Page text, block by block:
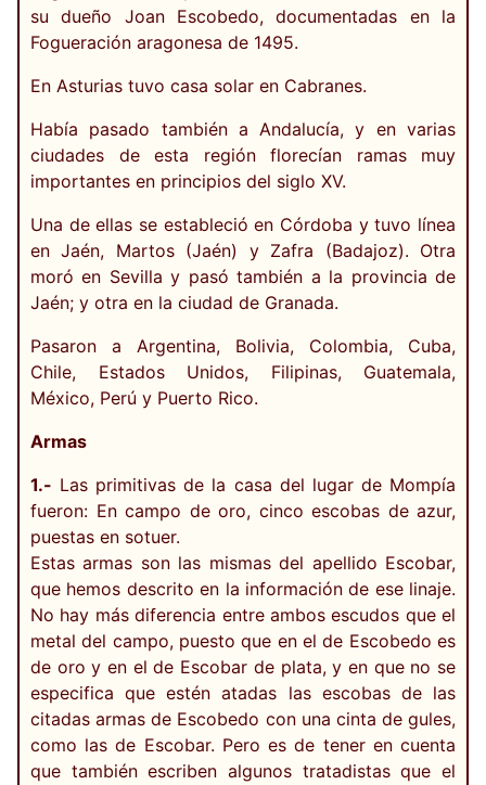
su dueño Joan Escobedo, documentadas en la
Fogueración aragonesa de 1495.
En Asturias tuvo casa solar en Cabranes.
Había pasado también a Andalucía, y en varias
ciudades de esta región florecían ramas muy
importantes en principios del siglo XV.
Una de ellas se estableció en Córdoba y tuvo línea
en Jaén, Martos (Jaén) y Zafra (Badajoz). Otra
moró en Sevilla y pasó también a la provincia de
Jaén; y otra en la ciudad de Granada.
Pasaron a Argentina, Bolivia, Colombia, Cuba,
Chile, Estados Unidos, Filipinas, Guatemala,
México, Perú y Puerto Rico.
Armas
1.- Las primitivas de la casa del lugar de Mompía
fueron: En campo de oro, cinco escobas de azur,
puestas en sotuer.
Estas armas son las mismas del apellido Escobar,
que hemos descrito en la información de ese linaje.
No hay más diferencia entre ambos escudos que el
metal del campo, puesto que en el de Escobedo es
de oro y en el de Escobar de plata, y en que no se
especifica que estén atadas las escobas de las
citadas armas de Escobedo con una cinta de gules,
como las de Escobar. Pero es de tener en cuenta
que también escriben algunos tratadistas que el